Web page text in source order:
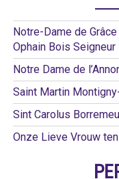
Notre-Dame de
Ophain Bois Seigneur
Notre Dame de
Saint Martin
Sint Carolus
Onze Lieve Vrouw